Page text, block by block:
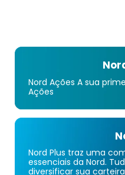
Nord Ações A sua
Ações
Nord Plus traz uma
essenciais da Nord.
diversificar sua